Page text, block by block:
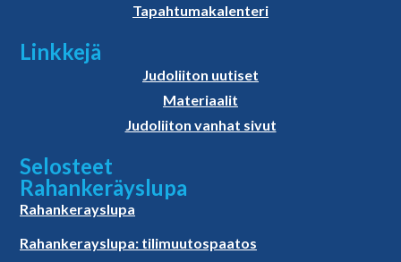
Tapahtumakalenteri
Linkkejä
Judoliiton uutiset
Materiaalit
Judoliiton vanhat sivut
Selosteet
Rahankeräyslupa
Rahankerayslupa
Rahankerayslupa: tilimuutospaatos